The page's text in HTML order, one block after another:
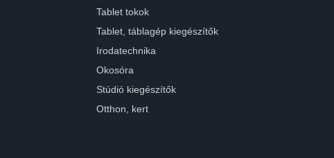
Tablet tokok
Tablet, táblagép kiegészítők
Irodatechnika
Okosóra
Stúdió kiegészítők
Otthon, kert